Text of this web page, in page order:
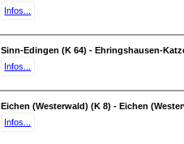
Infos...
Sinn-Edingen (K 64) - Ehringshausen-
Infos...
Eichen (Westerwald) (K 8) - Eichen
Infos...